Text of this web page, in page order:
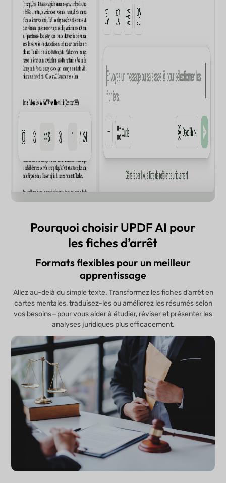
Pourquoi choisir UPDF AI pour
les fiches d’arrêt
Formats flexibles pour un meilleur
apprentissage
Allez au-delà du simple texte. Transformez les fiches d’arrêt en
cartes mentales, traduisez-les ou améliorez les résumés selon
vos besoins—pour vous aider à étudier, réviser et présenter les
analyses juridiques plus efficacement.